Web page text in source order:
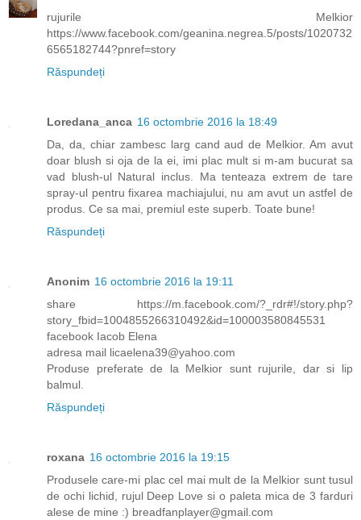
rujurile Melkior
https://www.facebook.com/geanina.negrea.5/posts/1020732
6565182744?pnref=story
Răspundeți
Loredana_anca 16 octombrie 2016 la 18:49
Da, da, chiar zambesc larg cand aud de Melkior. Am avut
doar blush si oja de la ei, imi plac mult si m-am bucurat sa
vad blush-ul Natural inclus. Ma tenteaza extrem de tare
spray-ul pentru fixarea machiajului, nu am avut un astfel de
produs. Ce sa mai, premiul este superb. Toate bune!
Răspundeți
Anonim 16 octombrie 2016 la 19:11
share https://m.facebook.com/?_rdr#!/story.php?
story_fbid=1004855266310492&id=100003580845531
facebook Iacob Elena
adresa mail licaelena39@yahoo.com
Produse preferate de la Melkior sunt rujurile, dar si lip
balmul.
Răspundeți
roxana 16 octombrie 2016 la 19:15
Produsele care-mi plac cel mai mult de la Melkior sunt tusul
de ochi lichid, rujul Deep Love si o paleta mica de 3 farduri
alese de mine :) breadfanplayer@gmail.com